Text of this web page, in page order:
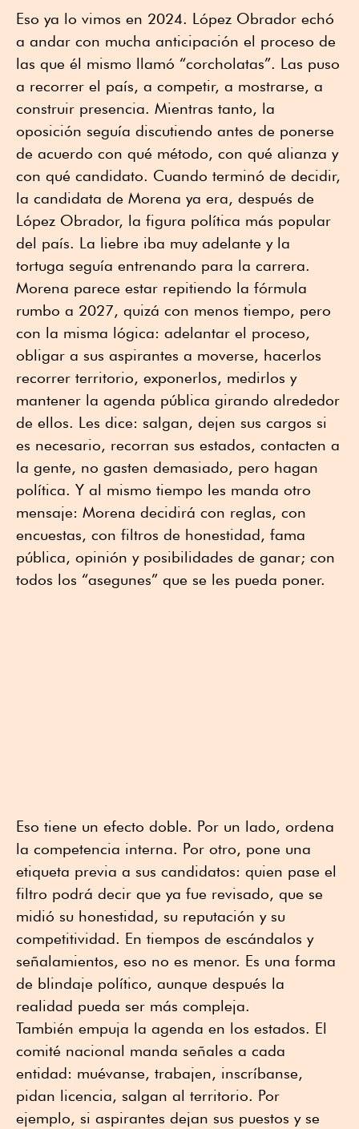
Eso ya lo vimos en 2024. López Obrador echó
a andar con mucha anticipación el proceso de
las que él mismo llamó “corcholatas”. Las puso
a recorrer el país, a competir, a mostrarse, a
construir presencia. Mientras tanto, la
oposición seguía discutiendo antes de ponerse
de acuerdo con qué método, con qué alianza y
con qué candidato. Cuando terminó de decidir,
la candidata de Morena ya era, después de
López Obrador, la figura política más popular
del país. La liebre iba muy adelante y la
tortuga seguía entrenando para la carrera.
Morena parece estar repitiendo la fórmula
rumbo a 2027, quizá con menos tiempo, pero
con la misma lógica: adelantar el proceso,
obligar a sus aspirantes a moverse, hacerlos
recorrer territorio, exponerlos, medirlos y
mantener la agenda pública girando alrededor
de ellos. Les dice: salgan, dejen sus cargos si
es necesario, recorran sus estados, contacten a
la gente, no gasten demasiado, pero hagan
política. Y al mismo tiempo les manda otro
mensaje: Morena decidirá con reglas, con
encuestas, con filtros de honestidad, fama
pública, opinión y posibilidades de ganar; con
todos los “asegunes” que se les pueda poner.
Eso tiene un efecto doble. Por un lado, ordena
la competencia interna. Por otro, pone una
etiqueta previa a sus candidatos: quien pase el
filtro podrá decir que ya fue revisado, que se
midió su honestidad, su reputación y su
competitividad. En tiempos de escándalos y
señalamientos, eso no es menor. Es una forma
de blindaje político, aunque después la
realidad pueda ser más compleja.
También empuja la agenda en los estados. El
comité nacional manda señales a cada
entidad: muévanse, trabajen, inscríbanse,
pidan licencia, salgan al territorio. Por
ejemplo, si aspirantes dejan sus puestos y se